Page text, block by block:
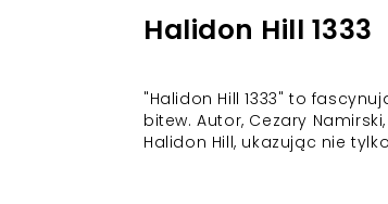
Halidon Hill 1333
"Halidon Hill 1333" to
bitew. Autor, Cezary
Halidon Hill, ukazując nie